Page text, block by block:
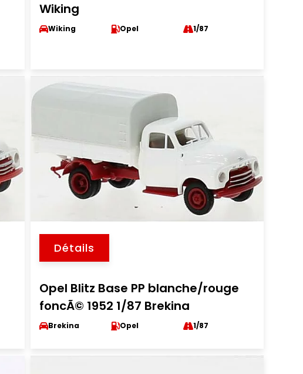
Wiking
Wiking Opel 1/87
Détails
Opel Blitz Base PP blanche/rouge
foncÃ© 1952 1/87 Brekina
Brekina Opel 1/87